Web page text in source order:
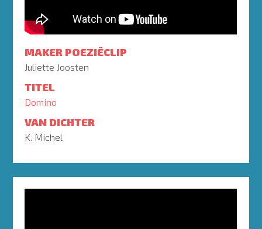
MAKER POEZIËCLIP
Juliette Joosten
TITEL
Domino
VAN DICHTER
K. Michel